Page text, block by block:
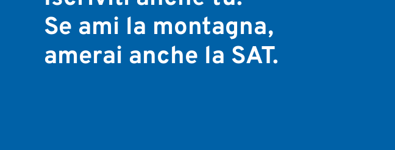
Se ami la montagna,
amerai anche la SAT.